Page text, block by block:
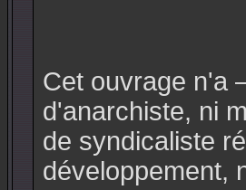
Cet ouvrage
d'anarchiste, ni
de syndicaliste
développement,